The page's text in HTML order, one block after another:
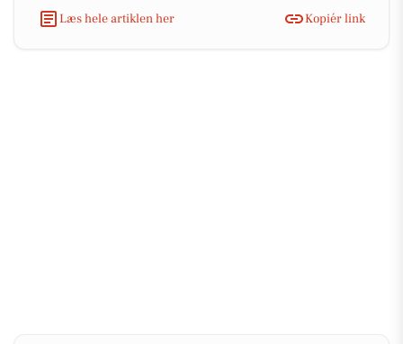
Læs hele artiklen her Kopiér link